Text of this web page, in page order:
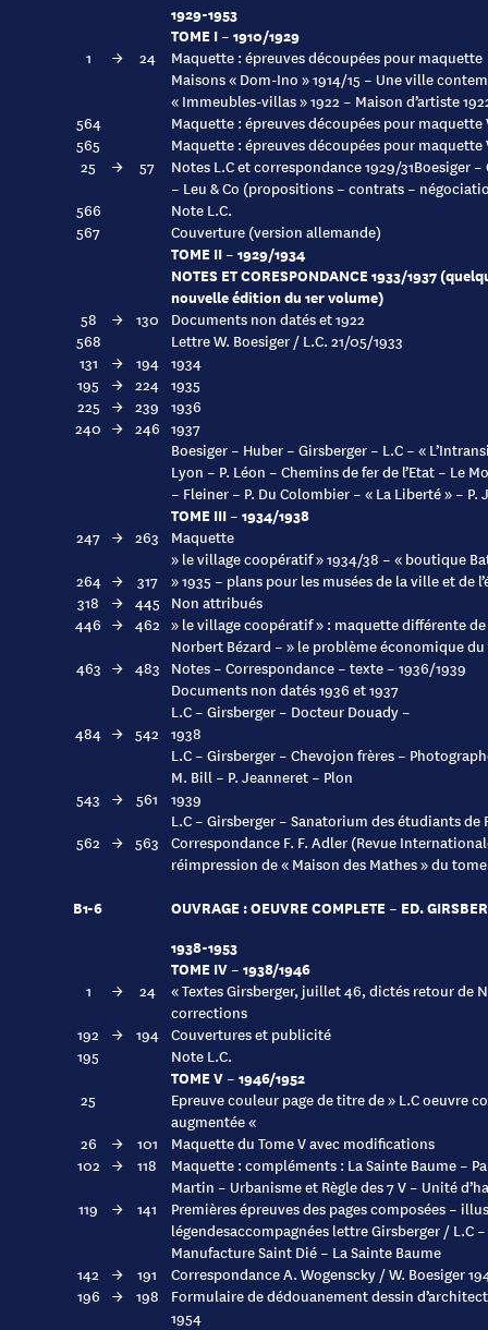
1929-1953
TOME I – 1910/1929
1 → 24
Maquette : épreuves découpées pour maquette
Maisons « Dom-Ino » 1914/15 – Une ville
« Immeubles-villas » 1922 – Maison d’artiste
564
Maquette : épreuves découpées pour maquette
565
Maquette : épreuves découpées pour maquette
25
→ 57
Notes L.C et correspondance 1929/31Boesiger
– Leu & Co (propositions – contrats –
566
Note L.C.
567
Couverture (version allemande)
TOME II – 1929/1934
NOTES ET CORESPONDANCE 1933/1937
nouvelle édition du 1er volume)
58 → 130
Documents non datés et 1922
568
Lettre W. Boesiger / L.C. 21/05/1933
131
→ 194 1934
195
→ 224 1935
225 → 239 1936
240 → 246 1937
Boesiger – Huber – Girsberger – L.C – «
Lyon – P. Léon – Chemins de fer de l’Etat – Le
– Fleiner – P. Du Colombier – « La Liberté » –
TOME III – 1934/1938
247 → 263
Maquette
» le village coopératif » 1934/38 – « boutique
264 → 317
» 1935 – plans pour les musées de la ville et de
318
→ 445 Non attribués
446 → 462 » le village coopératif » : maquette différente
Norbert Bézard – » le problème économique
463 → 483 Notes – Correspondance – texte – 1936/1939
Documents non datés 1936 et 1937
L.C – Girsberger – Docteur Douady –
484 → 542 1938
L.C – Girsberger – Chevojon frères –
M. Bill – P. Jeanneret – Plon
543 → 561
1939
L.C – Girsberger – Sanatorium des étudiants de
562 → 563 Correspondance F. F. Adler (Revue
réimpression de « Maison des Mathes » du
B1-6
OUVRAGE : OEUVRE COMPLETE – ED.
1938-1953
TOME IV – 1938/1946
1 → 24
« Textes Girsberger, juillet 46, dictés retour de
corrections
192 → 194 Couvertures et publicité
195
Note L.C.
TOME V – 1946/1952
25
Epreuve couleur page de titre de » L.C oeuvre
augmentée «
26
→ 101
Maquette du Tome V avec modifications
102 → 118
Maquette : compléments : La Sainte Baume –
Martin – Urbanisme et Règle des 7 V – Unité
119
→ 141
Premières épreuves des pages composées –
légendesaccompagnées lettre Girsberger / L.C
Manufacture Saint Dié – La Sainte Baume
142 → 191
Correspondance A. Wogenscky / W. Boesiger
196 → 198
Formulaire de dédouanement dessin
1954